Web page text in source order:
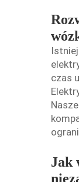
czas
Jak